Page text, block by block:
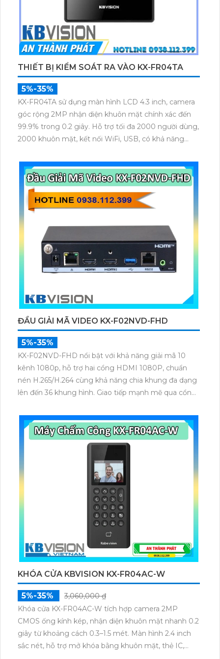
THIẾT BỊ KIỂM SOÁT RA VÀO KX-FR04TA
5%-35%
KX-FR04TA sử dụng màn hình LCD 4.3 inch, camera
góc rộng 2MP nhận diện khuôn mặt chính xác đến
99.9% trong 0.2 giây. Hỗ trợ tối đa 2000 người dùng,
2000 khuôn mặt, kết nối WiFi, USB, có khả năng
ĐẦU GIẢI MÃ VIDEO KX-F02NVD-FHD
5%-35%
KX-F02NVD-FHD nổi bật với khả năng giải mã 10
kênh 1080p, hỗ trợ hai cổng HDMI 1080P, chuẩn
nén H.265/H.264 cùng khả năng chia khung đa dạng
lên đến 36 khung hình. Giao tiếp mạnh mẽ qua cổng
ổn định.
KHÓA CỬA KBVISION KX-FR04AC-W
5%-35%
3,060,000 ₫
Khóa cửa KX-FR04AC-W tích hợp camera 2MP
CMOS ống kính kép, nhận diện khuôn mặt nhanh 0.2
giây từ khoảng cách 0.3–1.5 mét. Màn hình 2.4 inch
sắc nét, hỗ trợ mở khóa bằng khuôn mặt, thẻ IC,